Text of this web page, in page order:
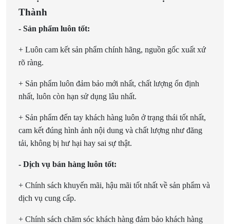
Thành
- Sản phẩm luôn tốt:
+ Luôn cam kết sản phẩm chính hãng, nguồn gốc xuất xứ
rõ ràng.
+ Sản phẩm luôn đảm bảo mới nhất, chất lượng ổn định
nhất, luôn còn hạn sử dụng lâu nhất.
+ Sản phẩm đến tay khách hàng luôn ở trạng thái tốt nhất,
cam kết đúng hình ảnh nội dung và chất lượng như đăng
tải, không bị hư hại hay sai sự thật.
- Dịch vụ bán hàng luôn tốt:
+ Chính sách khuyến mãi, hậu mãi tốt nhất về sản phẩm và
dịch vụ cung cấp.
+ Chính sách chăm sóc khách hàng đảm bảo khách hàng